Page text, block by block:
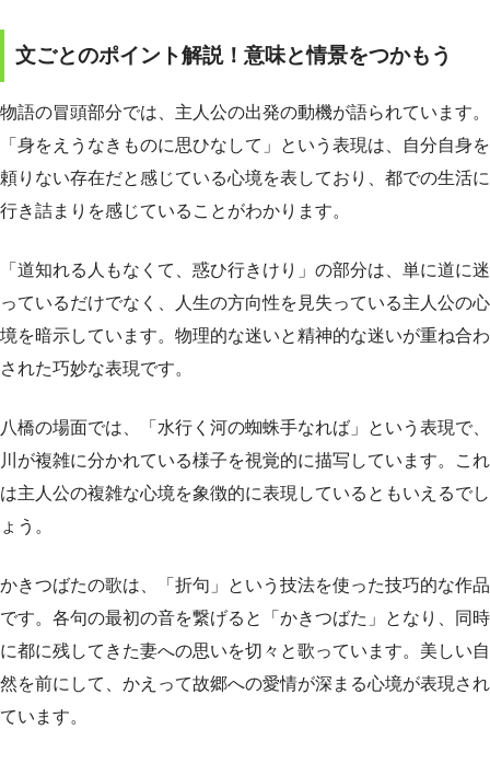
文ごとのポイント解説！意味と情景をつかもう
物語の冒頭部分では、主人公の出発の動機が語られています。
「身をえうなきものに思ひなして」という表現は、自分自身を
頼りない存在だと感じている心境を表しており、都での生活に
行き詰まりを感じていることがわかります。
「道知れる人もなくて、惑ひ行きけり」の部分は、単に道に迷
っているだけでなく、人生の方向性を見失っている主人公の心
境を暗示しています。物理的な迷いと精神的な迷いが重ね合わ
された巧妙な表現です。
八橋の場面では、「水行く河の蜘蛛手なれば」という表現で、
川が複雑に分かれている様子を視覚的に描写しています。これ
は主人公の複雑な心境を象徴的に表現しているともいえるでし
ょう。
かきつばたの歌は、「折句」という技法を使った技巧的な作品
です。各句の最初の音を繋げると「かきつばた」となり、同時
に都に残してきた妻への思いを切々と歌っています。美しい自
然を前にして、かえって故郷への愛情が深まる心境が表現され
ています。